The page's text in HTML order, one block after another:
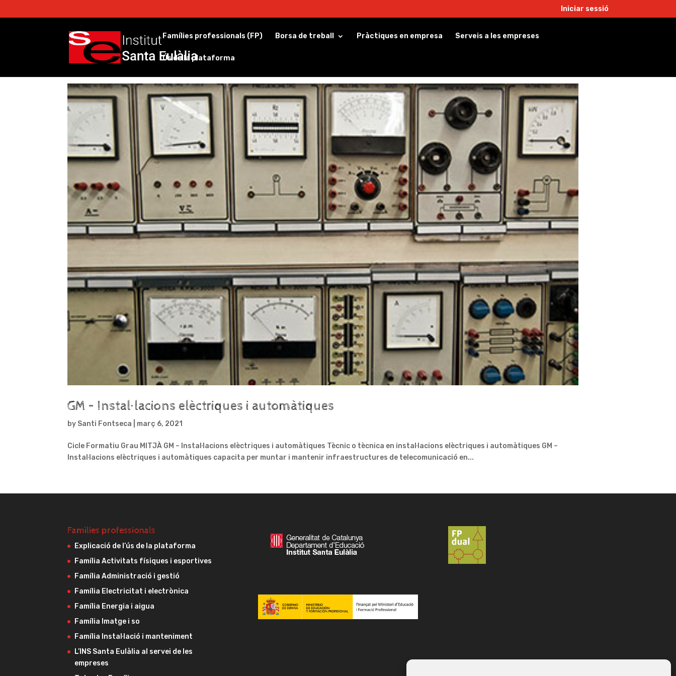
Iniciar sessió
Famílies professionals (FP) Borsa de treball Pràctiques en empresa Serveis a les empreses
Ús de la plataforma
GM – Instal·lacions elèctriques i automàtiques
by Santi Fontseca març 6, 2021
Cicle Formatiu Grau MITJÀ GM – Instal·lacions elèctriques i automàtiques Tècnic o tècnica en instal·lacions elèctriques i automàtiques GM –
Instal·lacions elèctriques i automàtiques capacita per muntar i mantenir infraestructures de telecomunicació en...
Famílies professionals
Explicació de l’ús de la plataforma
Família Activitats físiques i esportives
Família Administració i gestió
Família Electricitat i electrònica
Família Energia i aigua
Família Imatge i so
Família Instal·lació i manteniment
L’INS Santa Eulàlia al servei de les
empreses